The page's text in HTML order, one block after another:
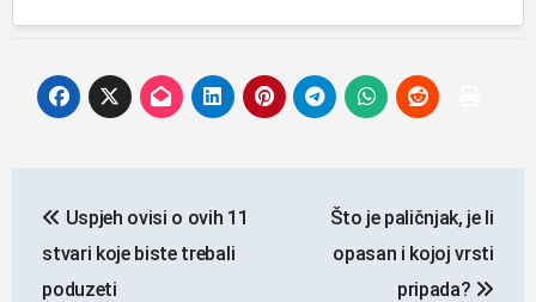
objava
Uspjeh ovisi o ovih 11
stvari koje biste trebali
poduzeti
Što je paličnjak, je li
opasan i kojoj vrsti
pripada?